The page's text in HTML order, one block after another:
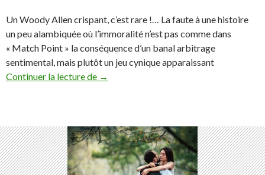
Un Woody Allen crispant, c’est rare !… La faute à une histoire
un peu alambiquée où l’immoralité n’est pas comme dans
« Match Point » la conséquence d’un banal arbitrage
sentimental, mais plutôt un jeu cynique apparaissant
Continuer la lecture de « L’homme irrationnel » rend triste…
→